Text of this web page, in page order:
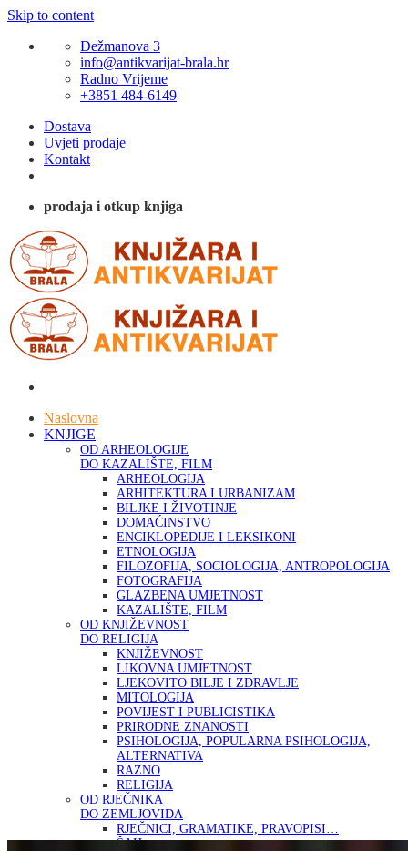
Skip to content
Dežmanova 3
info@antikvarijat-brala.hr
Radno Vrijeme
+3851 484-6149
Dostava
Uvjeti prodaje
Kontakt
prodaja i otkup knjiga
Naslovna
KNJIGE
OD ARHEOLOGIJE
DO KAZALIŠTE, FILM
ARHEOLOGIJA
ARHITEKTURA I URBANIZAM
BILJKE I ŽIVOTINJE
DOMAĆINSTVO
ENCIKLOPEDIJE I LEKSIKONI
ETNOLOGIJA
FILOZOFIJA, SOCIOLOGIJA, ANTROPOLOGIJA
FOTOGRAFIJA
GLAZBENA UMJETNOST
KAZALIŠTE, FILM
OD KNJIŽEVNOST
DO RELIGIJA
KNJIŽEVNOST
LIKOVNA UMJETNOST
LJEKOVITO BILJE I ZDRAVLJE
MITOLOGIJA
POVIJEST I PUBLICISTIKA
PRIRODNE ZNANOSTI
PSIHOLOGIJA, POPULARNA PSIHOLOGIJA,
ALTERNATIVA
RAZNO
RELIGIJA
OD RJEČNIKA
DO ZEMLJOVIDA
RJEČNICI, GRAMATIKE, PRAVOPISI…
ŠAH